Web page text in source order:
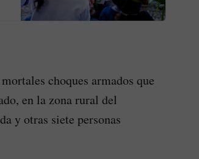
choques armados que
en la zona rural del
y otras siete personas